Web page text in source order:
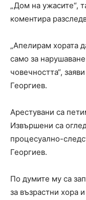
„Дом на ужасите“,
коментира
„Апелирам хората
само за
човечността“,
Георгиев.
Арестувани са
Извършени са
процесуално-
Георгиев.
По думите му са
за възрастни хора